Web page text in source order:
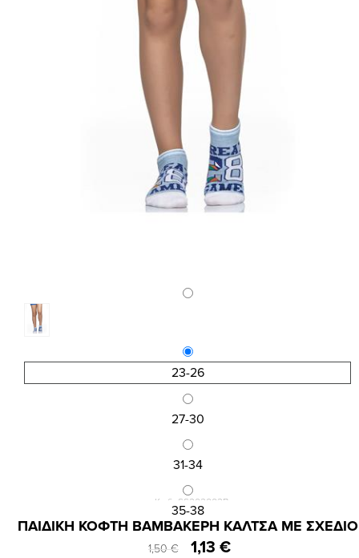
23-26
27-30
31-34
35-38
Κωδ.:SS202002B
ΠΑΙΔΙΚΗ ΚΟΦΤΗ ΒΑΜΒΑΚΕΡΗ ΚΑΛΤΣΑ ΜΕ ΣΧΕΔΙΟ
1,50 € 1,13 €